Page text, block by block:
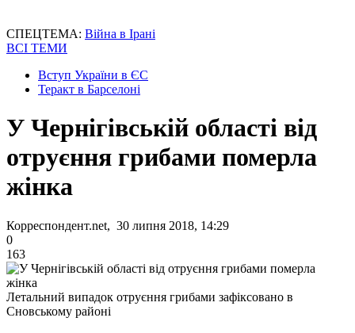
СПЕЦТЕМА: Війна в Ірані
ВСІ ТЕМИ
Вступ України в ЄС
Теракт в Барселоні
У Чернігівській області від
отруєння грибами померла
жінка
Корреспондент.net, 30 липня 2018, 14:29
0
163
Летальний випадок отруєння грибами зафіксовано в
Сновському районі